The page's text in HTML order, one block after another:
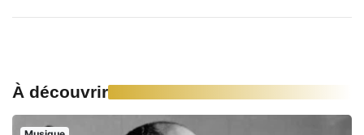
À découvrir